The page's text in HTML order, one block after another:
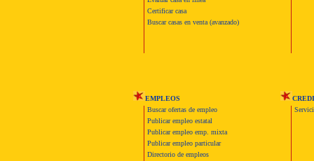
Certificar casa
Buscar casas en venta (avanzado)
EMPLEOS
Buscar ofertas de empleo
Publicar empleo estatal
Publicar empleo emp. mixta
Publicar empleo particular
Directorio de empleos